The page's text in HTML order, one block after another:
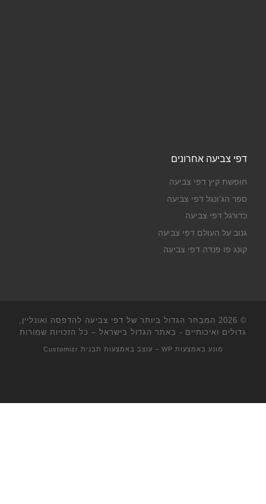
דפי צביעה אחרונים
חופשת קיץ דפי צביעה
ספר הג'ונגל דפי צביעה
כדורגל דפי צביעה
גנוב על העולם דפי צביעה
קונג פו פנדה דפי צביעה
© 2026
המבחר הגדול ביותר של דפי צביעה להדפסה ואונליין,
גדולים ואיכותיים - באתר הגדול בישראל – כל הזכויות שמורות
מונע באמצעות WP – עוצב באמצעות תבנית Customizr